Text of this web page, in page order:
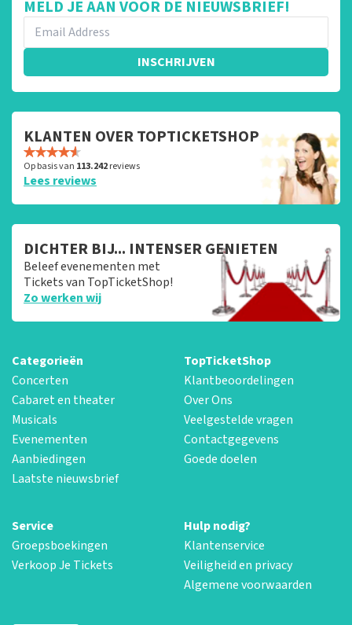
MELD JE AAN VOOR DE NIEUWSBRIEF!
INSCHRIJVEN
KLANTEN OVER TOPTICKETSHOP
Op basis van 113.242reviews
Lees reviews
DICHTER BIJ... INTENSER GENIETEN
Beleef evenementen met
Tickets van TopTicketShop!
Zo werken wij
Categorieën
Concerten
Cabaret en theater
Musicals
Evenementen
Aanbiedingen
Laatste nieuwsbrief
TopTicketShop
Klantbeoordelingen
Over Ons
Veelgestelde vragen
Contactgegevens
Goede doelen
Service
Groepsboekingen
Verkoop Je Tickets
Hulp nodig?
Klantenservice
Veiligheid en privacy
Algemene voorwaarden